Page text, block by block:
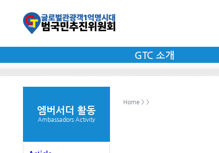
GTC 소개
엠버서더 활동
Ambassadors Activity
Home > >